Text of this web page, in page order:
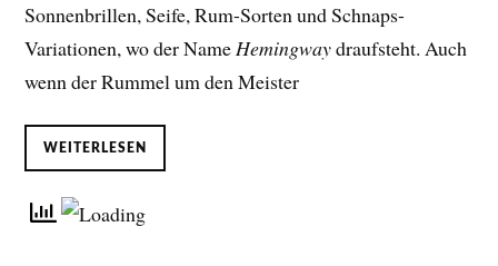
Sonnenbrillen, Seife, Rum-Sorten und Schnaps-
Variationen, wo der NameHemingwaydraufsteht. Auch
wenn der Rummel um den Meister
WEITERLESEN